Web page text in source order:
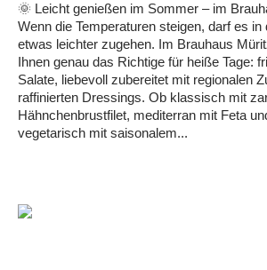
🌞 Leicht genießen im Sommer – im
Wenn die Temperaturen steigen, darf es in
etwas leichter zugehen. Im Brauhaus
Ihnen genau das Richtige für heiße Tage:
Salate, liebevoll zubereitet mit regionalen
raffinierten Dressings. Ob klassisch mit
Hähnchenbrustfilet, mediterran mit Feta
vegetarisch mit saisonalem...